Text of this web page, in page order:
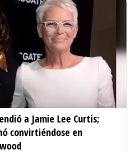
a Jamie Lee Curtis;
convirtiéndose en